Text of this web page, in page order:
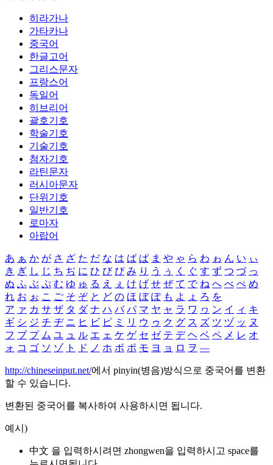
히라가나
가타카나
중국어
한글고어
그리스문자
프랑스어
독일어
히브리어
괄호기호
학술기호
기술기호
첨자기호
라틴문자
러시아문자
단위기호
일반기호
로마자
아랍어
あ ぁ か が さ ざ た だ な は ば ぱ ま や ゃ ら わ ゎ ん い ぃ
き ぎ し じ ち ぢ に ひ び ぴ み り う ぅ く ぐ す ず つ づ っ
ぬ ふ ぶ ぷ む ゆ ゅ る え ぇ け げ せ ぜ て で ね へ べ ぺ め
れ お ぉ こ ご そ ぞ と ど の ほ ぼ ぽ も よ ょ ろ を
ア ァ カ サ ザ タ ダ ナ ハ バ パ マ ヤ ャ ラ ワ ヮ ン イ ィ キ
ギ シ ジ チ ヂ ニ ヒ ビ ピ ミ リ ウ ゥ ク グ ス ズ ツ ヅ ッ ヌ
フ ブ プ ム ユ ュ ル エ ェ ケ ゲ セ ゼ テ デ ヘ ベ ペ メ レ オ
ォ コ ゴ ソ ゾ ト ド ノ ホ ボ ポ モ ヨ ョ ロ ヲ ―
http://chineseinput.net/에서 pinyin(병음)방식으로 중국어를 변환
할 수 있습니다.
변환된 중국어를 복사하여 사용하시면 됩니다.
예시)
中文 을 입력하시려면 zhongwen을 입력하시고 space를